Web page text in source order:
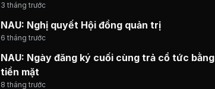
3 tháng trước
NAU: Nghị quyết Hội đồng quản trị
6 tháng trước
NAU: Ngày đăng ký cuối cùng trả cổ tức bằng
tiền mặt
8 tháng trước